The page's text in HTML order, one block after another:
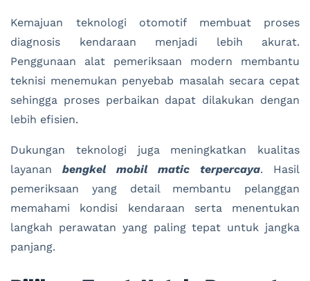
Kemajuan teknologi otomotif membuat proses
diagnosis kendaraan menjadi lebih akurat.
Penggunaan alat pemeriksaan modern membantu
teknisi menemukan penyebab masalah secara cepat
sehingga proses perbaikan dapat dilakukan dengan
lebih efisien.
Dukungan teknologi juga meningkatkan kualitas
layanan bengkel mobil matic terpercaya. Hasil
pemeriksaan yang detail membantu pelanggan
memahami kondisi kendaraan serta menentukan
langkah perawatan yang paling tepat untuk jangka
panjang.